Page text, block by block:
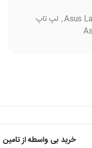
, لپ تاپ
خرید بی واسطه از تامین